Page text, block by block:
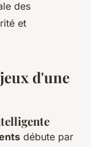
des
et
d'une
débute par